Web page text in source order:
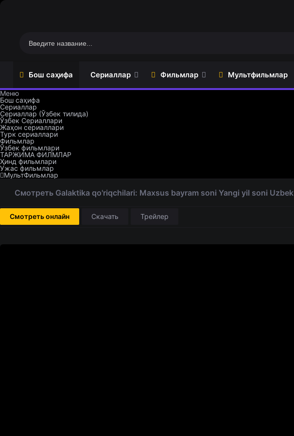
Бош саҳифа Сериаллар
Сериаллар (Ўзбек тилида)
Ўзбек Сериаллари
Жаҳон сериаллари
Турк сериаллари
Фильмлар
Ўзбек фильмлари
ТАРЖИМА ФИЛМЛАР
Ҳинд фильмлари
Ужас фильмлар
Мультфильмлар
Меню
Бош саҳифа
Сериаллар
Сериаллар (Ўзбек тилида)
Ўзбек Сериаллари
Жаҳон сериаллари
Турк сериаллари
Фильмлар
Ўзбек фильмлари
ТАРЖИМА ФИЛМЛАР
Ҳинд фильмлари
Ужас фильмлар
МультФильмлар
Смотреть Galaktika qo'riqchilari: Maxsus bayram soni Yangi yil soni
Смотреть онлайн Скачать Трейлер